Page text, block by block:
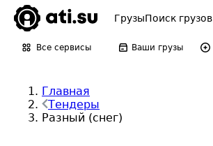
ГрузыПоиск грузов
Все сервисы Ваши грузы
Главная
Тендеры
Разный (снег)